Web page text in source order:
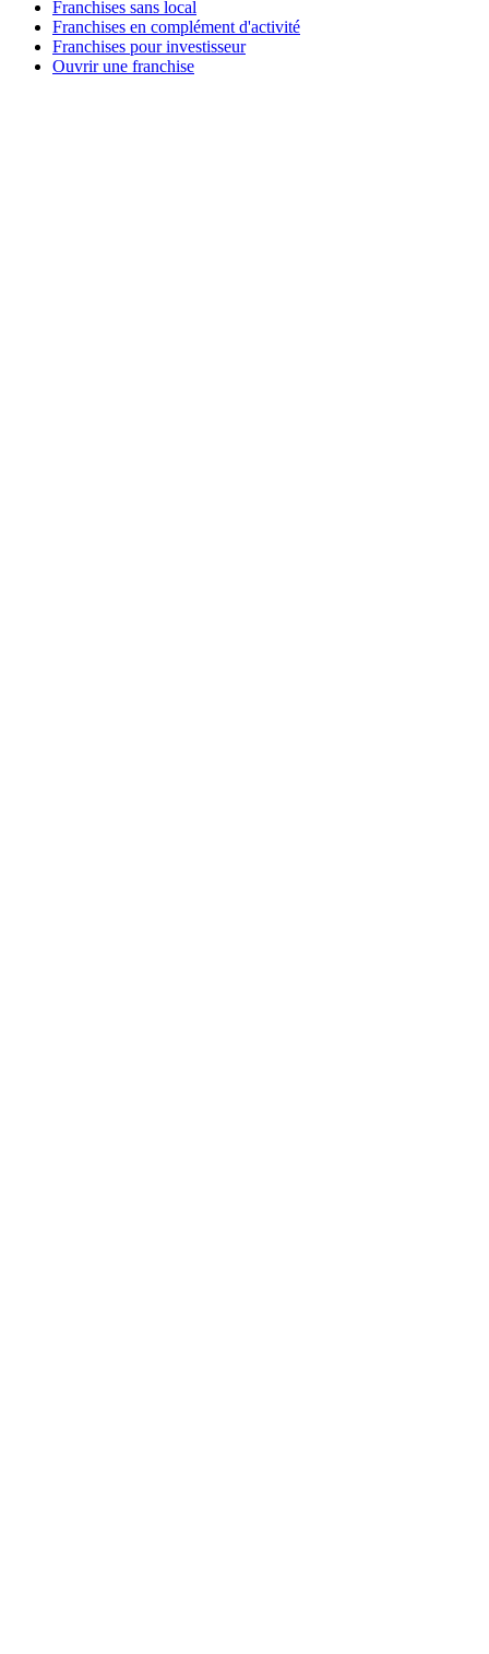
Franchises sans local
Franchises en complément d'activité
Franchises pour investisseur
Ouvrir une franchise